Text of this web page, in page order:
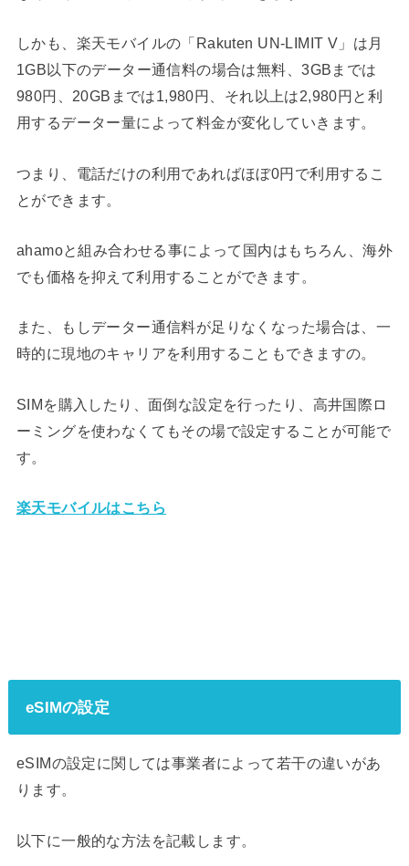
しかも、楽天モバイルの「Rakuten UN-LIMIT V」は月
1GB以下のデーター通信料の場合は無料、3GBまでは
980円、20GBまでは1,980円、それ以上は2,980円と利
用するデーター量によって料金が変化していきます。
つまり、電話だけの利用であればほぼ0円で利用するこ
とができます。
ahamoと組み合わせる事によって国内はもちろん、海外
でも価格を抑えて利用することができます。
また、もしデーター通信料が足りなくなった場合は、一
時的に現地のキャリアを利用することもできますの。
SIMを購入したり、面倒な設定を行ったり、高井国際ロ
ーミングを使わなくてもその場で設定することが可能で
す。
楽天モバイルはこちら
eSIMの設定
eSIMの設定に関しては事業者によって若干の違いがあ
ります。
以下に一般的な方法を記載します。